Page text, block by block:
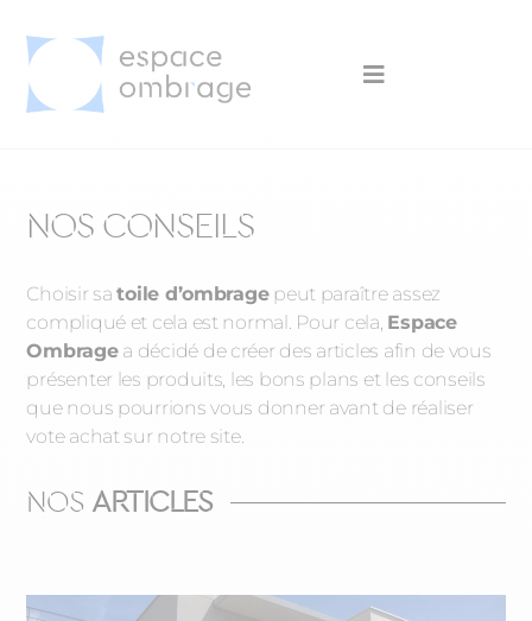
NOS CONSEILS
Choisir satoile d’ombragepeut paraître assez
compliqué et cela est normal. Pour cela, Espace
Ombragea décidé de créer des articles afin de vous
présenter les produits, les bons plans et les conseils
que nous pourrions vous donner avant de réaliser
vote achat sur notre site.
NOS ARTICLES